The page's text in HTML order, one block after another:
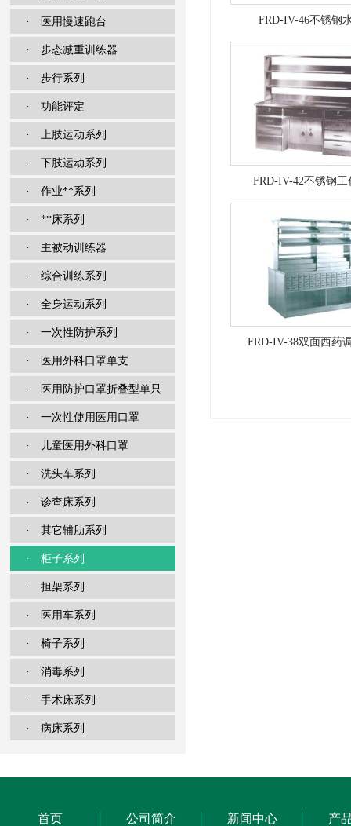
· 医用慢速跑台
· 步态减重训练器
· 步行系列
· 功能评定
· 上肢运动系列
· 下肢运动系列
· 作业**系列
· **床系列
· 主被动训练器
· 综合训练系列
· 全身运动系列
· 一次性防护系列
· 医用外科口罩单支
· 医用防护口罩折叠型单只
· 一次性使用医用口罩
· 儿童医用外科口罩
· 洗头车系列
· 诊查床系列
· 其它辅肋系列
· 柜子系列
· 担架系列
· 医用车系列
· 椅子系列
· 消毒系列
· 手术床系列
· 病床系列
FRD-IV-46不锈钢
FRD-IV-42不锈钢工
FRD-IV-38双面西药
首页 公司简介 新闻中心 产